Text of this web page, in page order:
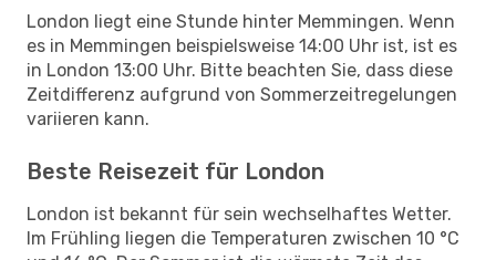
London liegt eine Stunde hinter Memmingen. Wenn
es in Memmingen beispielsweise 14:00 Uhr ist, ist es
in London 13:00 Uhr. Bitte beachten Sie, dass diese
Zeitdifferenz aufgrund von Sommerzeitregelungen
variieren kann.
Beste Reisezeit für London
London ist bekannt für sein wechselhaftes Wetter.
Im Frühling liegen die Temperaturen zwischen 10 °C